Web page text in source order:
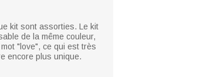
kit sont assorties. Le kit
de la même couleur,
"love", ce qui est très
encore plus unique.